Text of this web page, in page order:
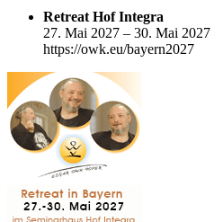
Retreat Hof Integra
27. Mai 2027 – 30. Mai 2027
https://owk.eu/bayern2027